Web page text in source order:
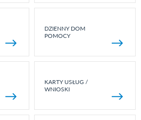
DZIENNY DOM
POMOCY
KARTY USŁUG /
WNIOSKI